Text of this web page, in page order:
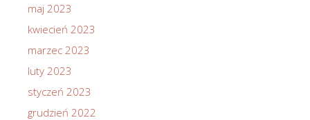
maj 2023
kwiecień 2023
marzec 2023
luty 2023
styczeń 2023
grudzień 2022